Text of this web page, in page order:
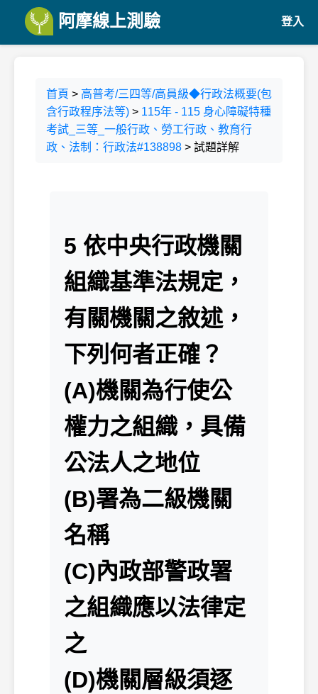
阿摩線上測驗 登入
首頁 > 高普考/三四等/高員級◆行政法概要(包
含行政程序法等) > 115年 - 115 身心障礙特種
考試_三等_一般行政、勞工行政、教育行
政、法制：行政法#138898 > 試題詳解
5 依中央行政機關
組織基準法規定，
有關機關之敘述，
下列何者正確？
(A)機關為行使公
權力之組織，具備
公法人之地位
(B)署為二級機關
名稱
(C)內政部警政署
之組織應以法律定
之
(D)機關層級須逐